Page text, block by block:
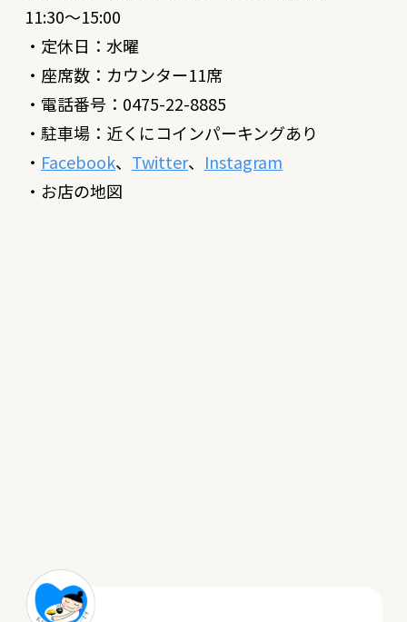
11:30〜15:00
・定休日：水曜
・座席数：カウンター11席
・電話番号：0475-22-8885
・駐車場：近くにコインパーキングあり
・ Facebook、 Twitter、 Instagram
・お店の地図